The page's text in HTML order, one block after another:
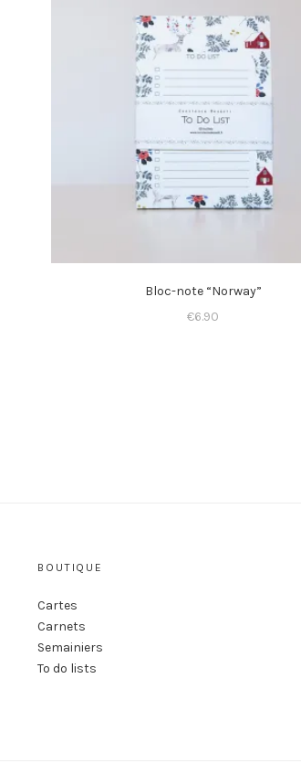
Bloc-note “Norway”
€6.90
BOUTIQUE
Cartes
Carnets
Semainiers
To do lists